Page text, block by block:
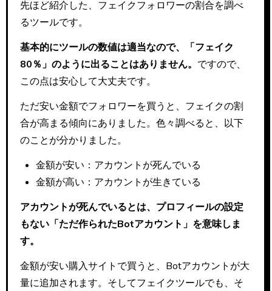
先ほど紹介した、フェイクフォロワーの割合を調べ
るツールです。
基本的にツールの数値は適当なので、「フェイク
80％」のように出ることはありません。 ですので、
この点は安心して大丈夫です。
ただ安い金額でフォロワーを買うと、フェイクの割
合が高まる傾向にありました。色々調べると、以下
のことが分かりました。
金額が安い：アカウントが死んでいる
金額が高い：アカウントが生きている
アカウントが死んでいるとは、プロフィールの設定
もない「ただ作られたBotアカウント」を意味しま
す。
金額が安い購入サイトで買うと、Botアカウントが大
量に追加されます。そしてフェイクツールでも、そ